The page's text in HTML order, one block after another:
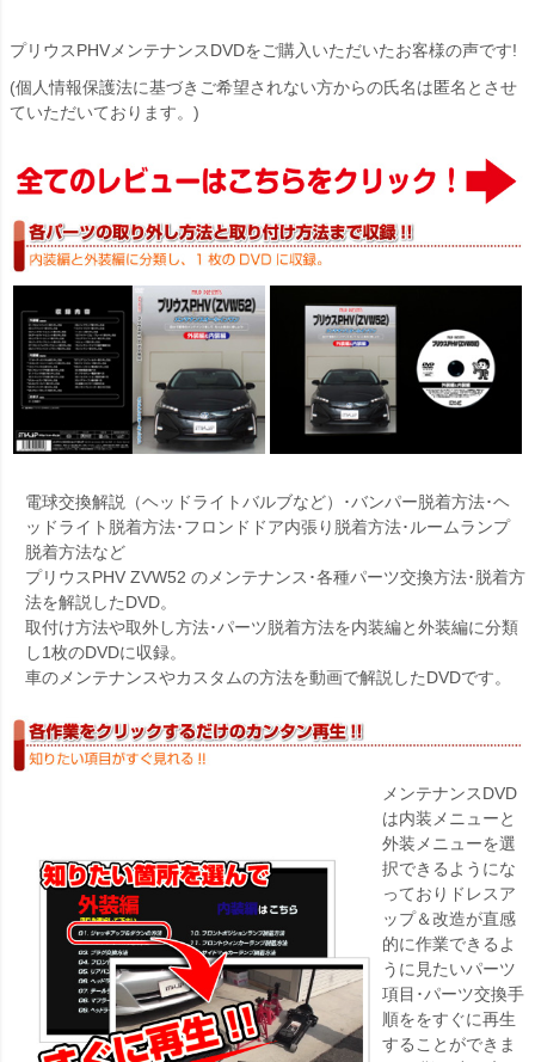
プリウスPHVメンテナンスDVDをご購入いただいたお客様の声です!
(個人情報保護法に基づきご希望されない方からの氏名は匿名とさせ
ていただいております。)
電球交換解説（ヘッドライトバルブなど）･バンパー脱着方法･ヘ
ッドライト脱着方法･フロンドドア内張り脱着方法･ルームランプ
脱着方法など
プリウスPHV ZVW52 のメンテナンス･各種パーツ交換方法･脱着方
法を解説したDVD。
取付け方法や取外し方法･パーツ脱着方法を内装編と外装編に分類
し1枚のDVDに収録。
車のメンテナンスやカスタムの方法を動画で解説したDVDです。
メンテナンスDVD
は内装メニューと
外装メニューを選
択できるようにな
っておりドレスア
ップ＆改造が直感
的に作業できるよ
うに見たいパーツ
項目･パーツ交換手
順ををすぐに再生
することができま